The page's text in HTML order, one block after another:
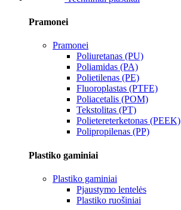
Pramonei
Pramonei
Poliuretanas (PU)
Poliamidas (PA)
Polietilenas (PE)
Fluoroplastas (PTFE)
Poliacetalis (POM)
Tekstolitas (PT)
Polietereterketonas (PEEK)
Polipropilenas (PP)
Plastiko gaminiai
Plastiko gaminiai
Pjaustymo lentelės
Plastiko ruošiniai